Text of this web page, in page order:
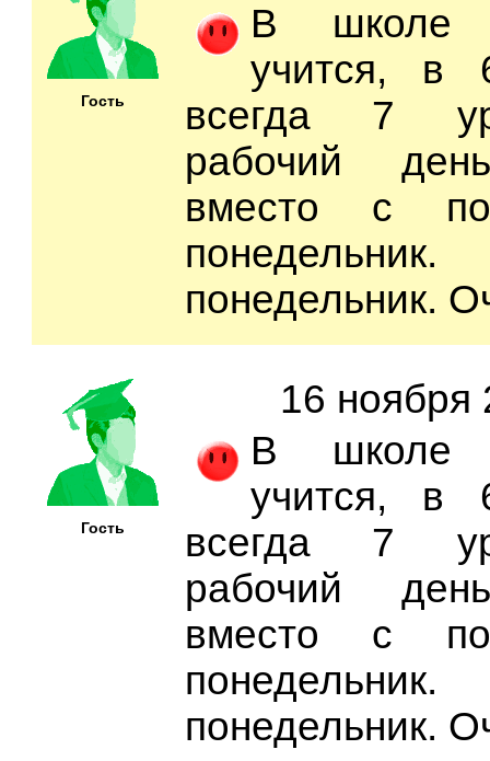
Гость
В школе
учится, в
всегда 7
рабочий
вместо с
понедельник.
Гость
16 ноября
В школе
учится, в
всегда 7
рабочий
вместо с
понедельник.